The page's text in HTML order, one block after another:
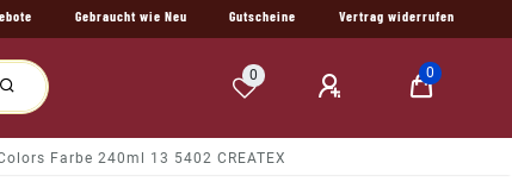
Gebraucht wie Neu Gutscheine Vertrag widerrufen
0 0
Farbe 240ml 13 5402 CREATEX